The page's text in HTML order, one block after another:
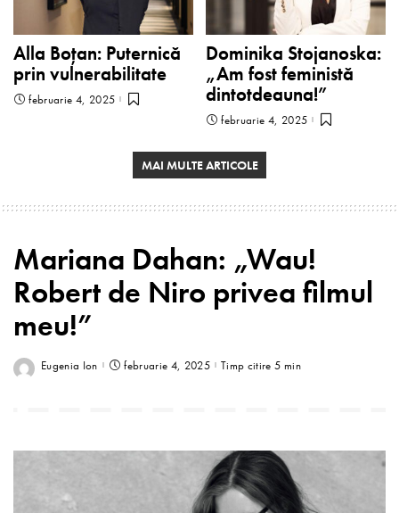
Alla Boțan: Puternică
prin vulnerabilitate
februarie 4, 2025
Dominika Stojanoska:
„Am fost feministă
dintotdeauna!”
februarie 4, 2025
MAI MULTE ARTICOLE
Mariana Dahan: „Wau!
Robert de Niro privea filmul
meu!”
Eugenia Ion februarie 4, 2025 Timp citire 5 min